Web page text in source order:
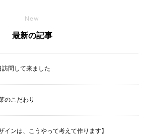
New
最新の記事
訪問して来ました
のこだわり
インは、こうやって考えて作ります】